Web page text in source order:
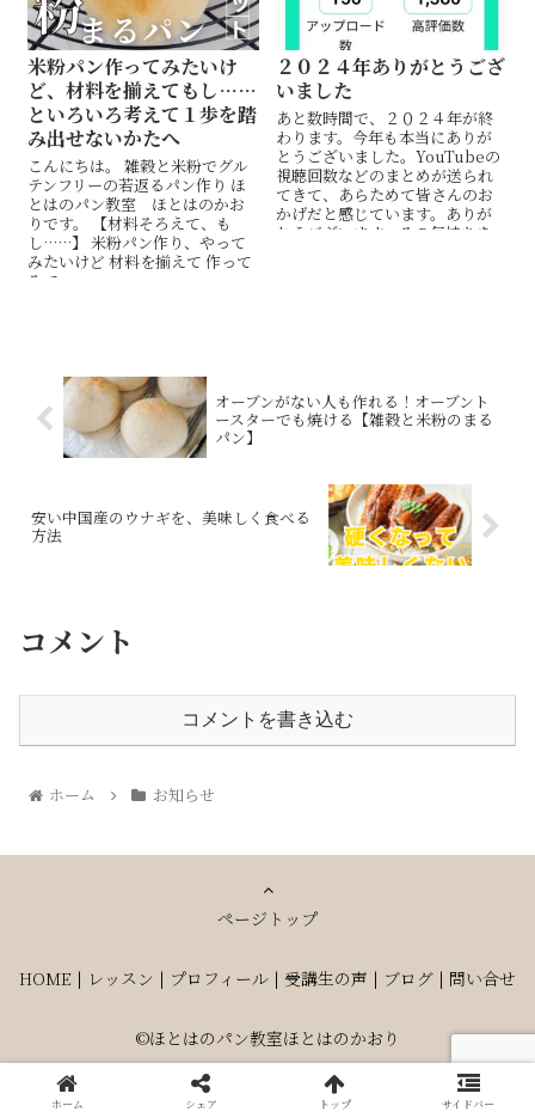
米粉パン作ってみたいけ
ど、材料を揃えてもし……
といろいろ考えて１歩を踏
み出せないかたへ
こんにちは。 雑穀と米粉でグル
テンフリーの若返るパン作り ほ
とはのパン教室 ほとはのかお
りです。 【材料そろえて、も
し……】 米粉パン作り、やって
みたいけど 材料を揃えて 作って
みて ...
２０２４年ありがとうござ
いました
あと数時間で、２０２４年が終
わります。今年も本当にありが
とうございました。YouTubeの
視聴回数などのまとめが送られ
てきて、あらためて皆さんのお
かげだと感じています。ありが
とうございます。その気持ちを
オーブンがない人も作れる！オーブント
ースターでも焼ける【雑穀と米粉のまる
パン】
安い中国産のウナギを、美味しく食べる
方法
コメント
コメントを書き込む
ホーム お知らせ
ページトップ
HOME | レッスン | プロフィール | 受講生の声 | ブログ | 問い合せ
©ほとはのパン教室ほとはのかおり
ホーム シェア トップ サイドバー